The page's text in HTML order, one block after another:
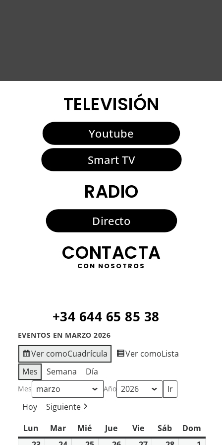
TELEVISIÓN
Youtube
Smart TV
RADIO
Directo
CONTACTA
CON NOSOTROS
+34 644 65 85 38
EVENTOS EN MARZO 2026
Ver comoCuadrícula Ver comoLista
Mes
Semana Día
Mes Año
Hoy
Siguiente
Lun lunes
Marmartes
Mié miércoles
Jue jueves
Vieviernes
Sáb sábado
Dom